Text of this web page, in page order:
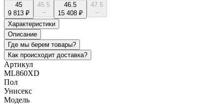
45
9 813 ₽
45.5
--
46.5
15 408 ₽
47.5
--
Характеристики
Описание
Где мы берем товары?
Как происходит доставка?
Артикул
ML860XD
Пол
Унисекс
Модель